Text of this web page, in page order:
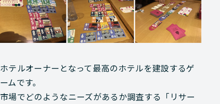
ホテルオーナーとなって最高のホテルを建設するゲ
ームです。
市場でどのようなニーズがあるか調査する「リサー